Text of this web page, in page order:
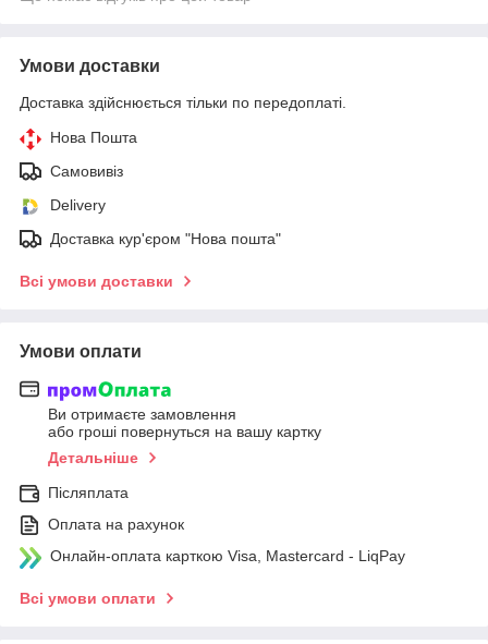
Умови доставки
Доставка здійснюється тільки по передоплаті.
Нова Пошта
Самовивіз
Delivery
Доставка кур'єром "Нова пошта"
Всі умови доставки
Умови оплати
Ви отримаєте замовлення
або гроші повернуться на вашу картку
Детальніше
Післяплата
Оплата на рахунок
Онлайн-оплата карткою Visa, Mastercard - LiqPay
Всі умови оплати